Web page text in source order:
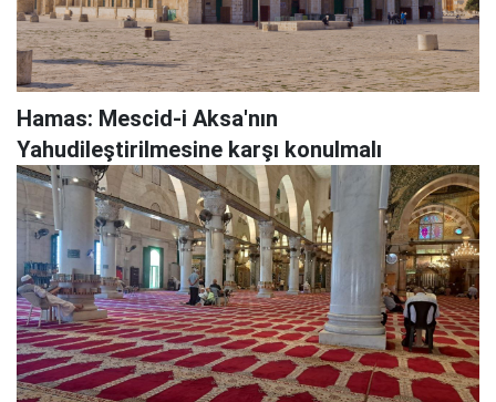
Hamas: Mescid-i Aksa'nın
Yahudileştirilmesine karşı konulmalı